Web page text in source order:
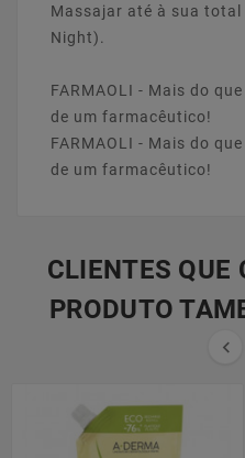
Massajar até à sua total
Night).
FARMAOLI - Mais do
de um farmacêutico!
FARMAOLI - Mais do
de um farmacêutico!
CLIENTES QUE
PRODUTO
